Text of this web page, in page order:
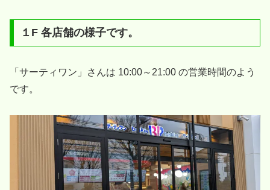
１F 各店舗の様子です。
「サーティワン」さんは 10:00～21:00 の営業時間のよう
です。